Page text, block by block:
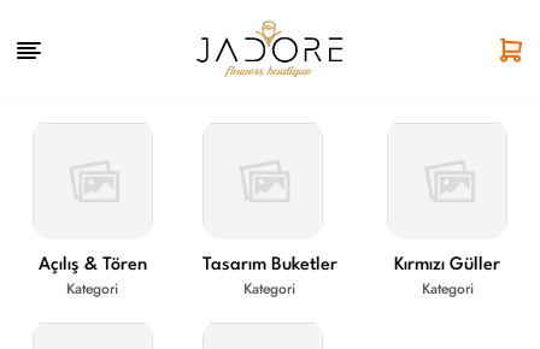
Açılış & Tören
Kategori
Tasarım Buketler
Kategori
Kırmızı Güller
Kategori